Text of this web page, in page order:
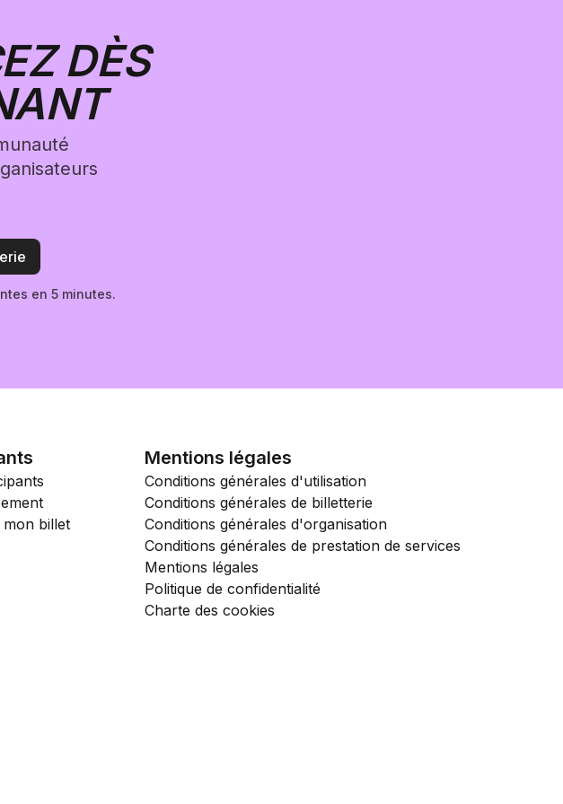
DÈS
en 5 minutes.
billet
Mentions légales
Conditions générales d'utilisation
Conditions générales de billetterie
Conditions générales d'organisation
Conditions générales de prestation de services
Mentions légales
Politique de confidentialité
Charte des cookies